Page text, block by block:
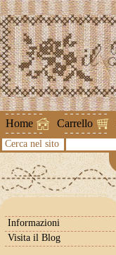
Home Carrello
Cerca nel sito
Informazioni
Visita il Blog